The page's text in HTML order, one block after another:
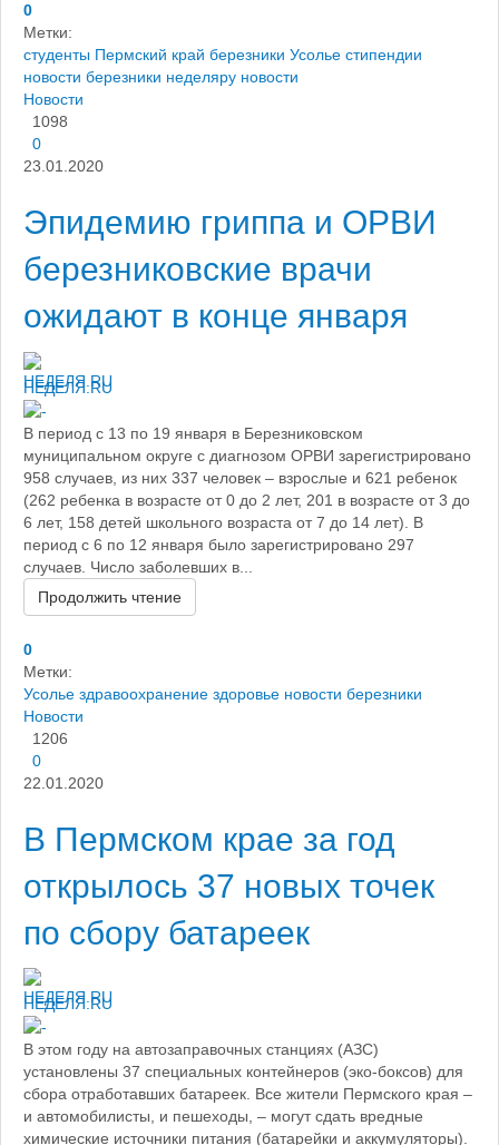
0
Метки:
студенты Пермский край березники Усолье стипендии
новости березники неделяру новости
Новости
1098
0
23.01.2020
Эпидемию гриппа и ОРВИ
березниковские врачи
ожидают в конце января
НЕДЕЛЯ.RU
В период с 13 по 19 января в Березниковском
муниципальном округе с диагнозом ОРВИ зарегистрировано
958 случаев, из них 337 человек – взрослые и 621 ребенок
(262 ребенка в возрасте от 0 до 2 лет, 201 в возрасте от 3 до
6 лет, 158 детей школьного возраста от 7 до 14 лет). В
период с 6 по 12 января было зарегистрировано 297
случаев. Число заболевших в...
Продолжить чтение
0
Метки:
Усолье здравоохранение здоровье новости березники
Новости
1206
0
22.01.2020
В Пермском крае за год
открылось 37 новых точек
по сбору батареек
НЕДЕЛЯ.RU
В этом году на автозаправочных станциях (АЗС)
установлены 37 специальных контейнеров (эко-боксов) для
сбора отработавших батареек. Все жители Пермского края –
и автомобилисты, и пешеходы, – могут сдать вредные
химические источники питания (батарейки и аккумуляторы).